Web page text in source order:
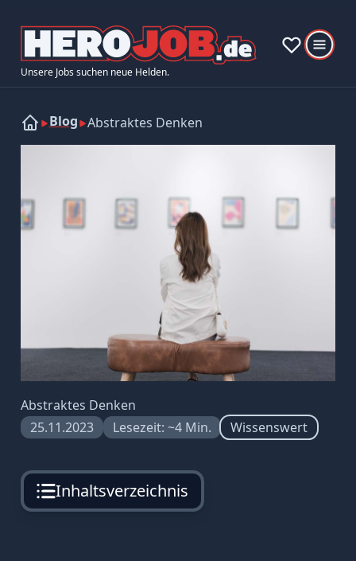
Unsere Jobs suchen neue Helden.
Blog Abstraktes Denken
Abstraktes Denken
25.11.2023
Lesezeit: ~4 Min. Wissenswert
Inhaltsverzeichnis